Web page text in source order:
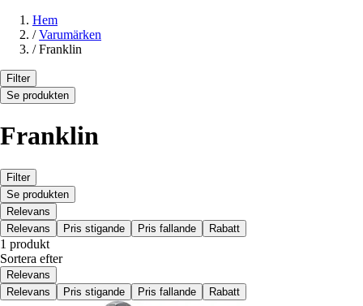
Hem
/ Varumärken
/ Franklin
Filter
Se produkten
Franklin
Filter
Se produkten
Relevans
Relevans
Pris stigande Pris fallande Rabatt
1 produkt
Sortera efter
Relevans
Relevans
Pris stigande Pris fallande Rabatt